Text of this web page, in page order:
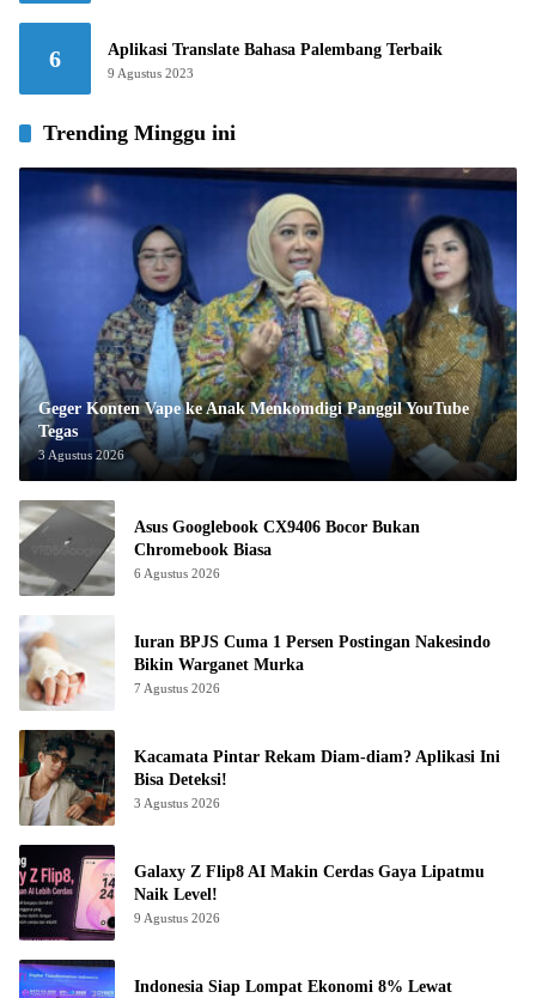
6 Aplikasi Translate Bahasa Palembang Terbaik
9 Agustus 2023
Trending Minggu ini
Geger Konten Vape ke Anak Menkomdigi Panggil YouTube
Tegas
3 Agustus 2026
Asus Googlebook CX9406 Bocor Bukan
Chromebook Biasa
6 Agustus 2026
Iuran BPJS Cuma 1 Persen Postingan Nakesindo
Bikin Warganet Murka
7 Agustus 2026
Kacamata Pintar Rekam Diam-diam? Aplikasi Ini
Bisa Deteksi!
3 Agustus 2026
Galaxy Z Flip8 AI Makin Cerdas Gaya Lipatmu
Naik Level!
9 Agustus 2026
Indonesia Siap Lompat Ekonomi 8% Lewat